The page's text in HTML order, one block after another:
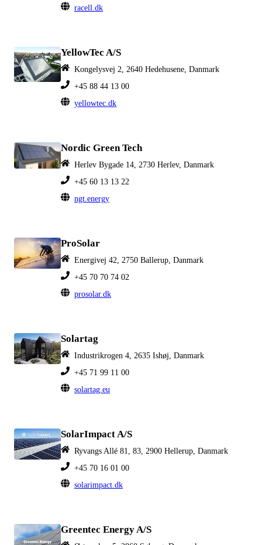
racell.dk
YellowTec A/S
Kongelysvej 2, 2640 Hedehusene, Danmark
+45 88 44 13 00
yellowtec.dk
Nordic Green Tech
Herlev Bygade 14, 2730 Herlev, Danmark
+45 60 13 13 22
ngt.energy
ProSolar
Energivej 42, 2750 Ballerup, Danmark
+45 70 70 74 02
prosolar.dk
Solartag
Industrikrogen 4, 2635 Ishøj, Danmark
+45 71 99 11 00
solartag.eu
SolarImpact A/S
Ryvangs Allé 81, 83, 2900 Hellerup, Danmark
+45 70 16 01 00
solarimpact.dk
Greentec Energy A/S